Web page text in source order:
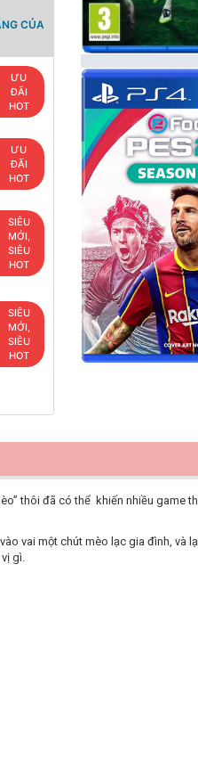
CỦA
ƯU
ĐÃI
HOT
ƯU
ĐÃI
HOT
SIÊU
MỚI,
SIÊU
HOT
SIÊU
MỚI,
SIÊU
HOT
thôi đã có thể khiến nhiều game
vai một chút mèo lạc gia đình, và
gì.